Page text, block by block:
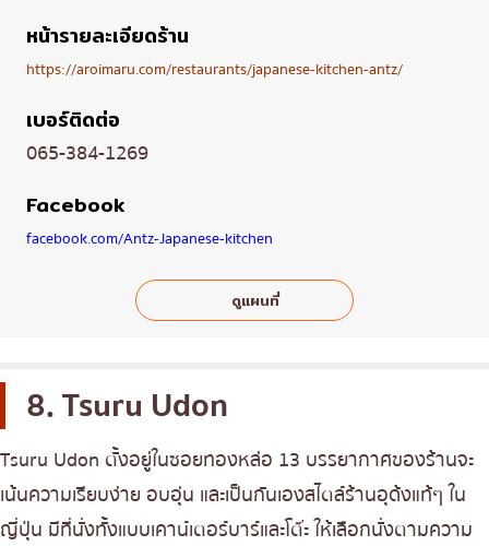
หน้ารายละเอียดร้าน
https://aroimaru.com/restaurants/japanese-kitchen-antz/
เบอร์ติดต่อ
065-384-1269
Facebook
facebook.com/Antz-Japanese-kitchen
ดูแผนที่
8. Tsuru Udon
Tsuru Udon ตั้งอยู่ในซอยทองหล่อ 13 บรรยากาศของร้านจะ
เน้นความเรียบง่าย อบอุ่น และเป็นกันเองสไตล์ร้านอุด้งแท้ๆ ใน
ญี่ปุ่น มีที่นั่งทั้งแบบเคาน์เตอร์บาร์และโต๊ะ ให้เลือกนั่งตามความ